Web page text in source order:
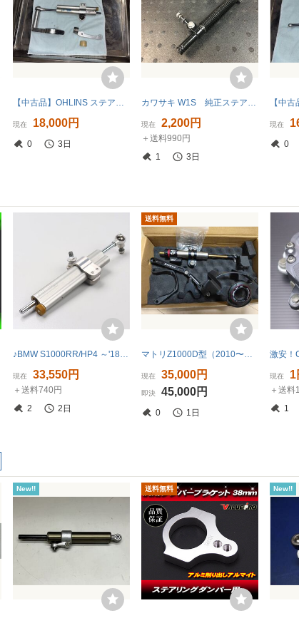
現在 18,000円
0 3日
現在 2,200円
＋送料990円
1
3日
現在
0
現在 33,550円
＋送料740円
2
2日
送料無料
現在 35,000円
即決 45,000円
0 1日
現在 1
＋送料
1
New!! 送料無料 New!!